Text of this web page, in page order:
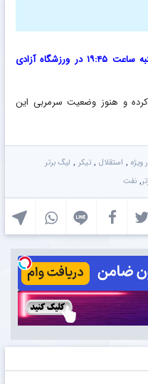
مسابقه ۲ تیم استقلال و نفت آبادان شنبه ساعت ۱۹:۴۵ در ورزشگاه آزادی
کرده و هنوز وضعیت سرمربی این
ویژه , استقلال , تیکر , لیگ برتر
, نفت